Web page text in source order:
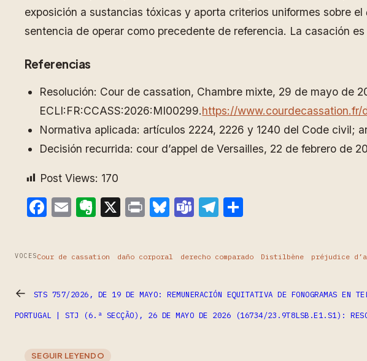
exposición a sustancias tóxicas y aporta criterios uniformes sobre el
sentencia de operar como precedente de referencia. La casación
Referencias
Resolución: Cour de cassation, Chambre mixte, 29 de mayo de
ECLI:FR:CCASS:2026:MI00299.https://
Normativa aplicada: artículos 2224, 2226 y 1240 del Code civil;
Decisión recurrida: cour d’appel de Versailles, 22 de febrero de
Post Views: 170
Facebook
EmailEvernote
X PrintBluesky
TeamsTelegram
VOCESCour de cassation daño corporal derecho comparado Distilbène préjudice
← STS 757/2026, DE 19 DE MAYO: REMUNERACIÓN EQUITATIVA DE FONOGRAMAS EN
PORTUGAL | STJ (6.ª SECÇÃO), 26 DE MAYO DE 2026 (16734/23.9T8LSB.E1.S1):
SEGUIR LEYENDO